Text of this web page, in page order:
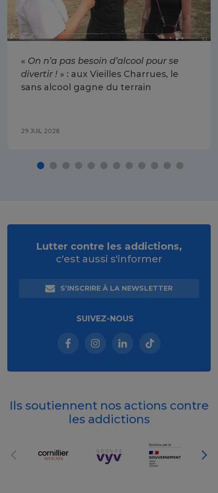
« On n’a pas besoin d’alcool pour se
divertir ! » : aux Vieilles Charrues, le
sans alcool gagne du terrain
29 JUIL 2026
Lutter contre les addictions,
c'est aussi s'informer
S’INSCRIRE À LA NEWSLETTER
SUIVEZ-NOUS
Facebook (nouvelle fenêtre)
Instagram (nouvelle fenêtre)
Linkedin (nouvelle
Tiktok (nouvelle
Ils soutiennent nos actions contre
les addictions